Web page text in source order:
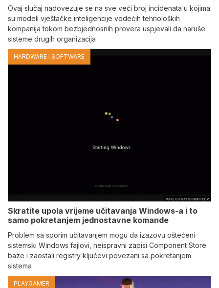
Ovaj slučaj nadovezuje se na sve veći broj incidenata u kojima
su modeli vještačke inteligencije vodećih tehnoloških
kompanija tokom bezbjednosnih provera uspjevali da naruše
sisteme drugih organizacija
HARDWARE I SOFTWARE
Skratite upola vrijeme učitavanja Windows-a i to
samo pokretanjem jednostavne komande
Problem sa sporim učitavanjem mogu da izazovu oštećeni
sistemski Windows fajlovi, neispravni zapisi Component Store
baze i zaostali registry ključevi povezani sa pokretanjem
sistema
PLAYGAMER